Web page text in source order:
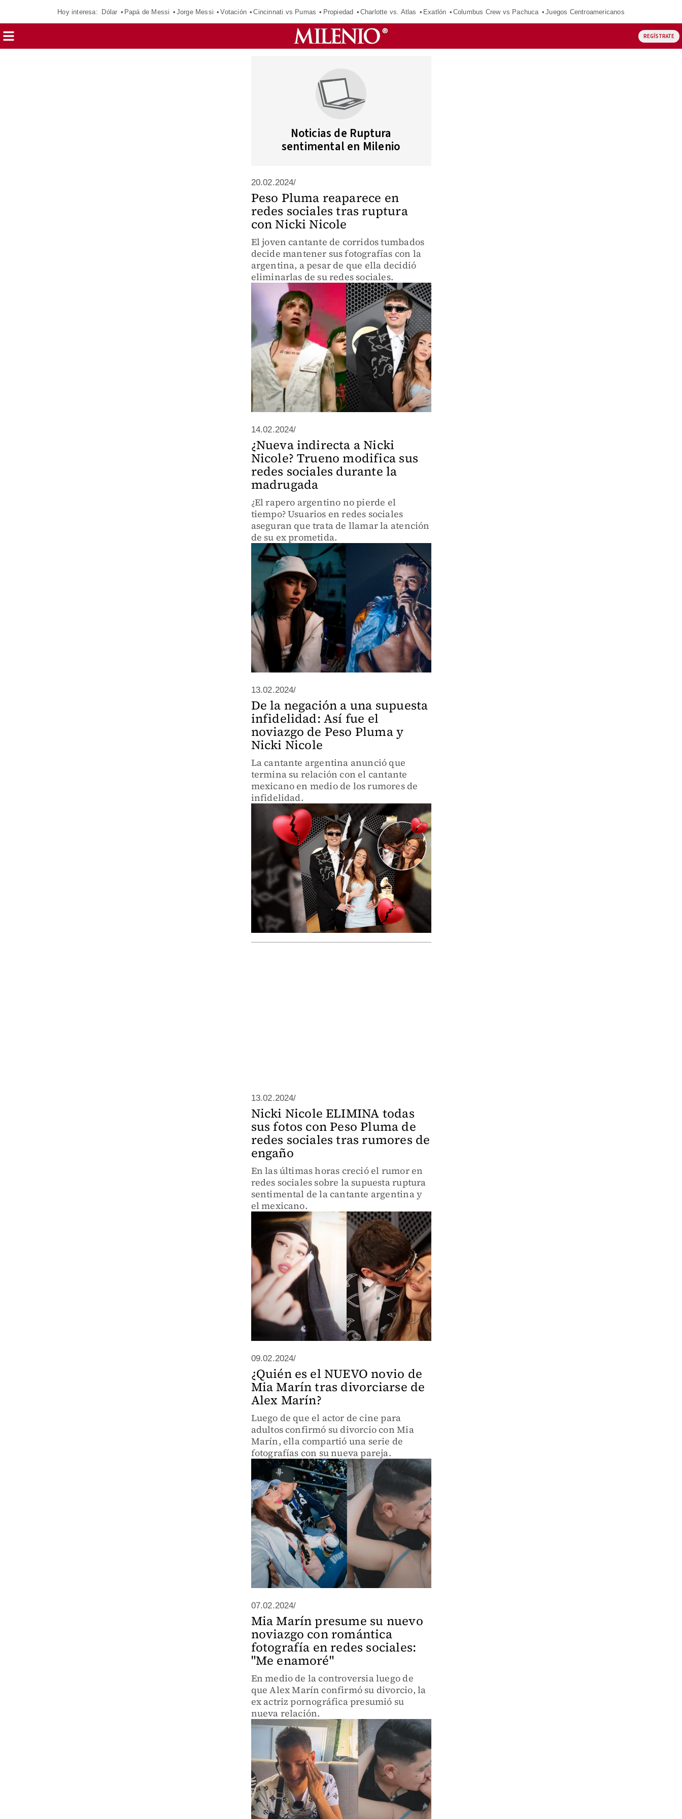
Hoy interesa: Dólar Papá de Messi Jorge Messi Votación Cincinnati vs Pumas Propiedad Charlotte vs. Atlas Exatlón Columbus Crew vs Pachuca Juegos Centroamericanos
REGÍSTRATE
Noticias de Ruptura
sentimental en Milenio
20.02.2024/
Peso Pluma reaparece en
redes sociales tras ruptura
con Nicki Nicole
El joven cantante de corridos tumbados
decide mantener sus fotografías con la
argentina, a pesar de que ella decidió
eliminarlas de su redes sociales.
14.02.2024/
¿Nueva indirecta a Nicki
Nicole? Trueno modifica sus
redes sociales durante la
madrugada
¿El rapero argentino no pierde el
tiempo? Usuarios en redes sociales
aseguran que trata de llamar la atención
de su ex prometida.
13.02.2024/
De la negación a una supuesta
infidelidad: Así fue el
noviazgo de Peso Pluma y
Nicki Nicole
La cantante argentina anunció que
termina su relación con el cantante
mexicano en medio de los rumores de
infidelidad.
13.02.2024/
Nicki Nicole ELIMINA todas
sus fotos con Peso Pluma de
redes sociales tras rumores de
engaño
En las últimas horas creció el rumor en
redes sociales sobre la supuesta ruptura
sentimental de la cantante argentina y
el mexicano.
09.02.2024/
¿Quién es el NUEVO novio de
Mia Marín tras divorciarse de
Alex Marín?
Luego de que el actor de cine para
adultos confirmó su divorcio con Mia
Marín, ella compartió una serie de
fotografías con su nueva pareja.
07.02.2024/
Mia Marín presume su nuevo
noviazgo con romántica
fotografía en redes sociales:
"Me enamoré"
En medio de la controversia luego de
que Alex Marín confirmó su divorcio, la
ex actriz pornográfica presumió su
nueva relación.